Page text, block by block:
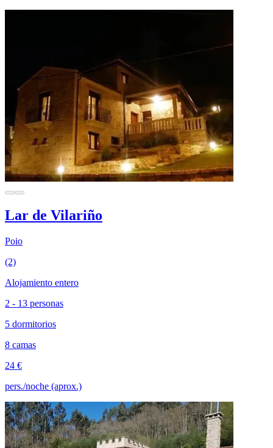
Lar de Vilariño
Poio
(2)
Alojamiento entero
2 - 13 personas
5 dormitorios
8 camas
24 €
pers./noche (aprox.)